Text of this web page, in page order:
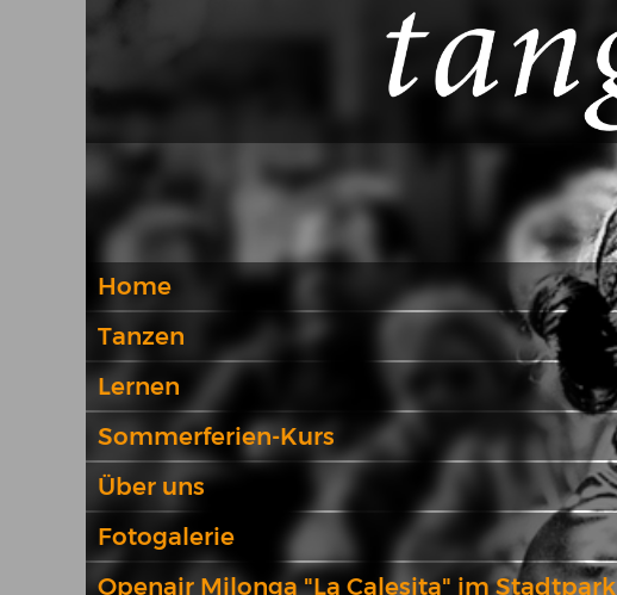
Home
Tanzen
Lernen
Sommerferien-Kurs
Über uns
Fotogalerie
Openair Milonga "La Calesita" im Stadtpark